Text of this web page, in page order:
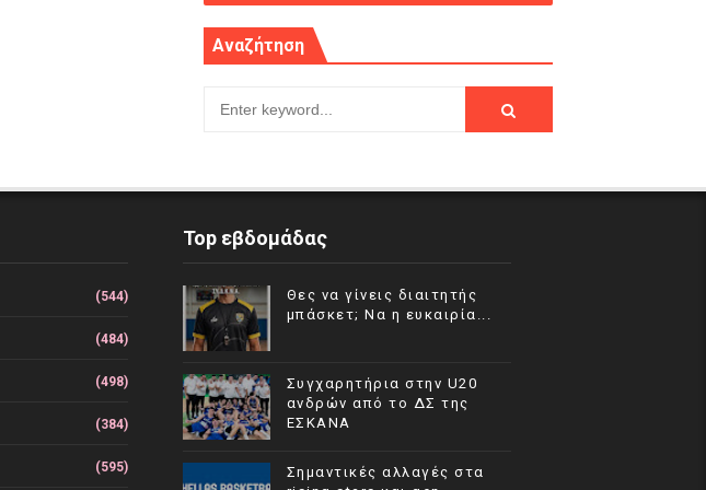
Αναζήτηση
(544)
(484)
(498)
(384)
(595)
Top εβδομάδας
Θες να γίνεις διαιτητής
μπάσκετ; Να η ευκαιρία...
Συγχαρητήρια στην U20
ανδρών από το ΔΣ της
ΕΣΚΑΝΑ
Σημαντικές αλλαγές στα